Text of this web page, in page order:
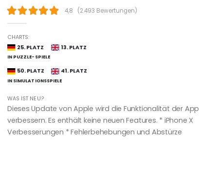
4,8 (2.493 Bewertungen)
CHARTS:
25. PLATZ
13. PLATZ
IN PUZZLE-SPIELE
50. PLATZ 41. PLATZ
IN SIMULATIONSSPIELE
WAS IST NEU?
Dieses Update von Apple wird die Funktionalität der App
verbessern. Es enthält keine neuen Features. * iPhone X
Verbesserungen * Fehlerbehebungen und Abstürze